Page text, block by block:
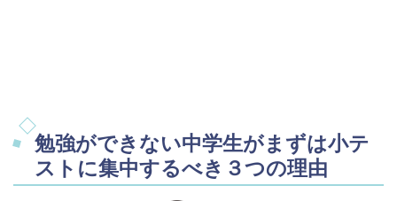
勉強ができない中学生がまずは小テ
ストに集中するべき３つの理由